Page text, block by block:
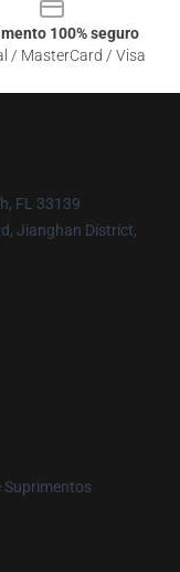
100% seguro
/ MasterCard / Visa
FL 33139
Jianghan District,
Suprimentos